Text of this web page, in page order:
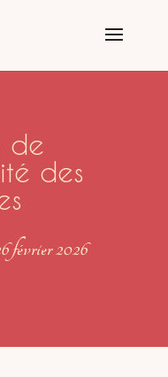
de
des
février 2026